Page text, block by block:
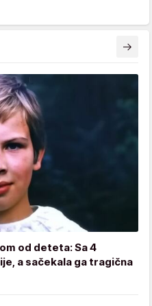
od deteta: Sa 4
a sačekala ga tragična